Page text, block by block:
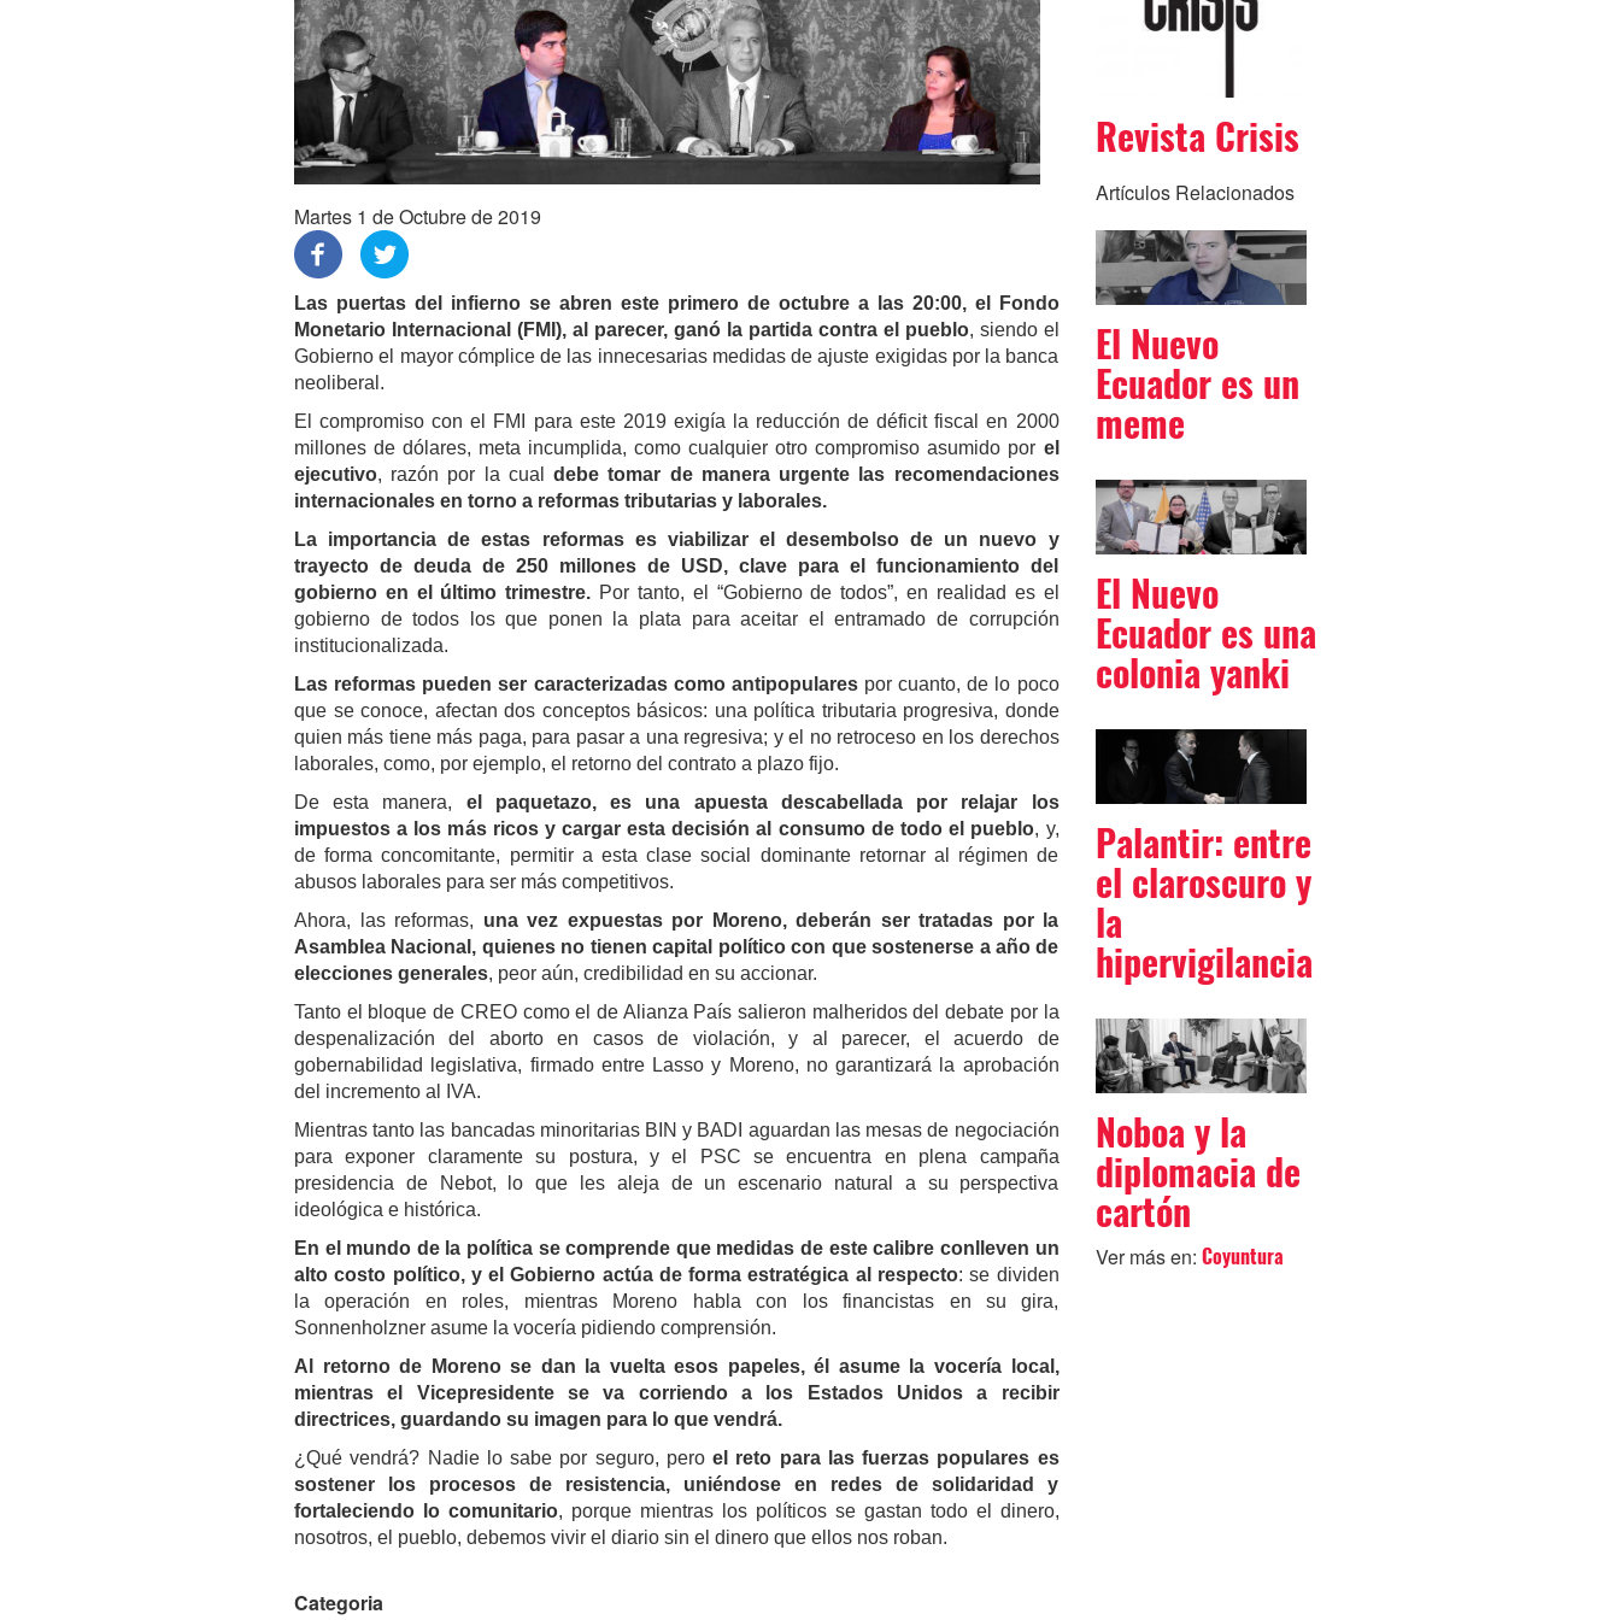
Martes 1 de Octubre de 2019
Las puertas del infierno se abren este primero de octubre a las 20:00, el Fondo
Monetario Internacional (FMI), al parecer, ganó la partida contra el pueblo, siendo el
Gobierno el mayor cómplice de las innecesarias medidas de ajuste exigidas por la banca
neoliberal.
El compromiso con el FMI para este 2019 exigía la reducción de déficit fiscal en 2000
millones de dólares, meta incumplida, como cualquier otro compromiso asumido por el
ejecutivo, razón por la cualdebe tomar de manera urgente las recomendaciones
internacionales en torno a reformas tributarias y laborales.
La importancia de estas reformas es viabilizar el desembolso de un nuevo y
trayecto de deuda de 250 millones de USD, clave para el funcionamiento del
gobierno en el último trimestre. Por tanto, el “Gobierno de todos”, en realidad es el
gobierno de todos los que ponen la plata para aceitar el entramado de corrupción
institucionalizada.
Las reformas pueden ser caracterizadas como antipopularespor cuanto, de lo poco
que se conoce, afectan dos conceptos básicos: una política tributaria progresiva, donde
quien más tiene más paga, para pasar a una regresiva; y el no retroceso en los derechos
laborales, como, por ejemplo, el retorno del contrato a plazo fijo.
De esta manera, el paquetazo, es una apuesta descabellada por relajar los
impuestos a los más ricos y cargar esta decisión al consumo de todo el pueblo, y,
de forma concomitante, permitir a esta clase social dominante retornar al régimen de
abusos laborales para ser más competitivos.
Ahora, las reformas, una vez expuestas por Moreno, deberán ser tratadas por la
Asamblea Nacional, quienes no tienen capital político con que sostenerse a año de
elecciones generales, peor aún, credibilidad en su accionar.
Tanto el bloque de CREO como el de Alianza País salieron malheridos del debate por la
despenalización del aborto en casos de violación, y al parecer, el acuerdo de
gobernabilidad legislativa, firmado entre Lasso y Moreno, no garantizará la aprobación
del incremento al IVA.
Mientras tanto las bancadas minoritarias BIN y BADI aguardan las mesas de negociación
para exponer claramente su postura, y el PSC se encuentra en plena campaña
presidencia de Nebot, lo que les aleja de un escenario natural a su perspectiva
ideológica e histórica.
En el mundo de la política se comprende que medidas de este calibre conlleven un
alto costo político, y el Gobierno actúa de forma estratégica al respecto: se dividen
la operación en roles, mientras Moreno habla con los financistas en su gira,
Sonnenholzner asume la vocería pidiendo comprensión.
Al retorno de Moreno se dan la vuelta esos papeles, él asume la vocería local,
mientras el Vicepresidente se va corriendo a los Estados Unidos a recibir
directrices, guardando su imagen para lo que vendrá.
¿Qué vendrá? Nadie lo sabe por seguro, pero el reto para las fuerzas populares es
sostener los procesos de resistencia, uniéndose en redes de solidaridad y
fortaleciendo lo comunitario, porque mientras los políticos se gastan todo el dinero,
nosotros, el pueblo, debemos vivir el diario sin el dinero que ellos nos roban.
Categoria
Revista Crisis
Artículos Relacionados
El Nuevo
Ecuador es un
meme
El Nuevo
Ecuador es una
colonia yanki
Palantir: entre
el claroscuro y
la
hipervigilancia
Noboa y la
diplomacia de
cartón
Ver más en: Coyuntura